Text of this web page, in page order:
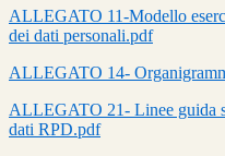
ALLEGATO 11-Modello
dei dati personali.pdf
ALLEGATO 14-
ALLEGATO 21- Linee guida
dati RPD.pdf